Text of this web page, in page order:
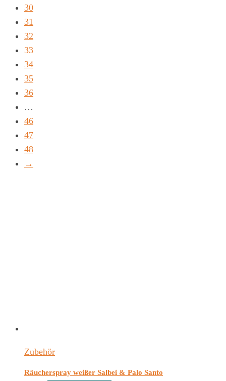
30
31
32
33
34
35
36
…
46
47
48
→
Zubehör
Räucherspray weißer Salbei & Palo Santo